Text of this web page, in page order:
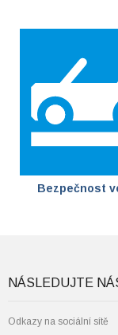
Bezpečnost
NÁSLEDUJTE
Odkazy na sociální sítě